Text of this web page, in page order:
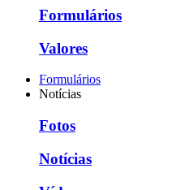
Formulários
Valores
Formulários
Notícias
Fotos
Notícias